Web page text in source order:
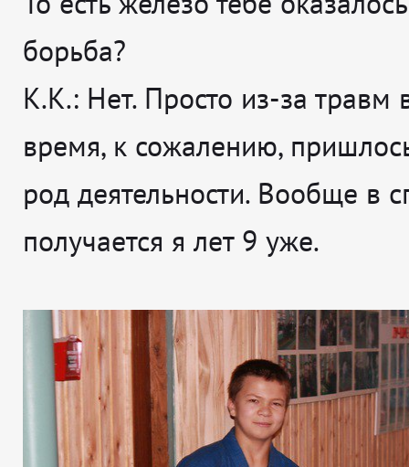
борьба?
К.К.: Нет. Просто из-за травм
время, к сожалению,
род деятельности. Вообще в
получается я лет 9 уже.